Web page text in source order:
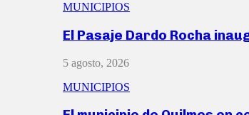
MUNICIPIOS
El Pasaje Dardo Rocha
5 agosto, 2026
MUNICIPIOS